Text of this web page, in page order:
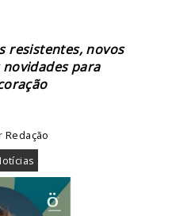
resistentes, novos
para
Redação